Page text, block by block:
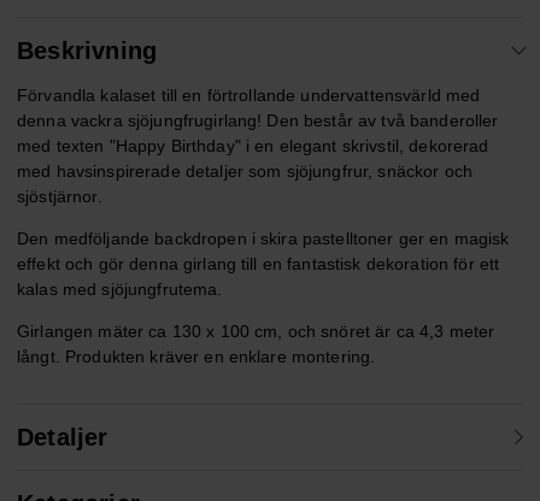
Beskrivning
Förvandla kalaset till en förtrollande undervattensvärld med
denna vackra sjöjungfrugirlang! Den består av två banderoller
med texten "Happy Birthday" i en elegant skrivstil, dekorerad
med havsinspirerade detaljer som sjöjungfrur, snäckor och
sjöstjärnor.
Den medföljande backdropen i skira pastelltoner ger en magisk
effekt och gör denna girlang till en fantastisk dekoration för ett
kalas med sjöjungfrutema.
Girlangen mäter ca 130 x 100 cm, och snöret är ca 4,3 meter
långt. Produkten kräver en enklare montering.
Detaljer